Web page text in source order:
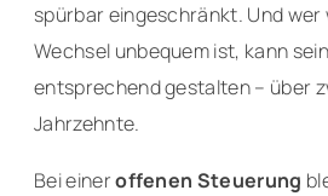
spürbar eingeschränkt. Und wer
Wechsel unbequem ist, kann
entsprechend gestalten – über
Jahrzehnte.
Bei eineroffenen Steuerung